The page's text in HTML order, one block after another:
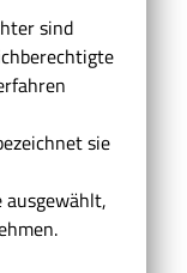
sind
sie
ausgewählt,